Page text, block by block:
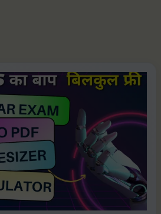
CSC
Tools
Every
CSC
Operator
Must
Use
Free
-2026